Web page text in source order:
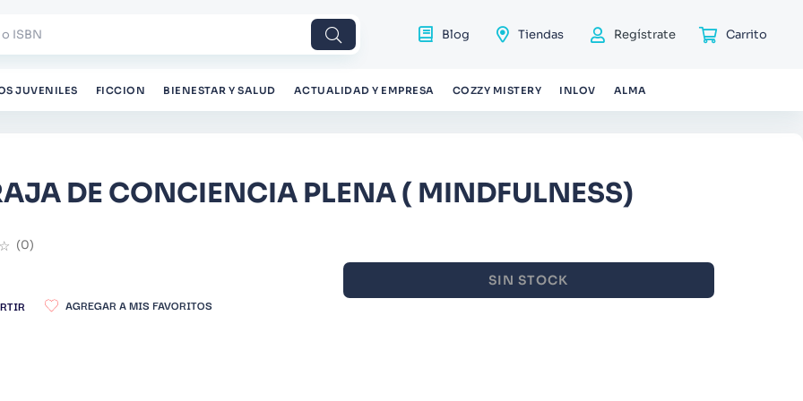
Blog Tiendas Regístrate
JUVENILES FICCION BIENESTAR Y SALUD ACTUALIDAD Y EMPRESA COZZY MISTERY INLOV ALMA
DE CONCIENCIA PLENA ( MINDFULNESS)
☆ (0)
SIN STOCK